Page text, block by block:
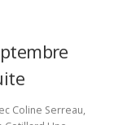
Coline Serreau,